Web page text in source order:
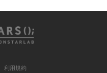
利用規約